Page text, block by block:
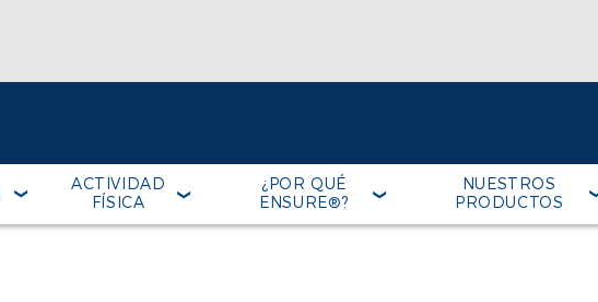
ACTIVIDAD
FÍSICA
¿POR QUÉ
ENSURE®?
NUESTROS
PRODUCTOS